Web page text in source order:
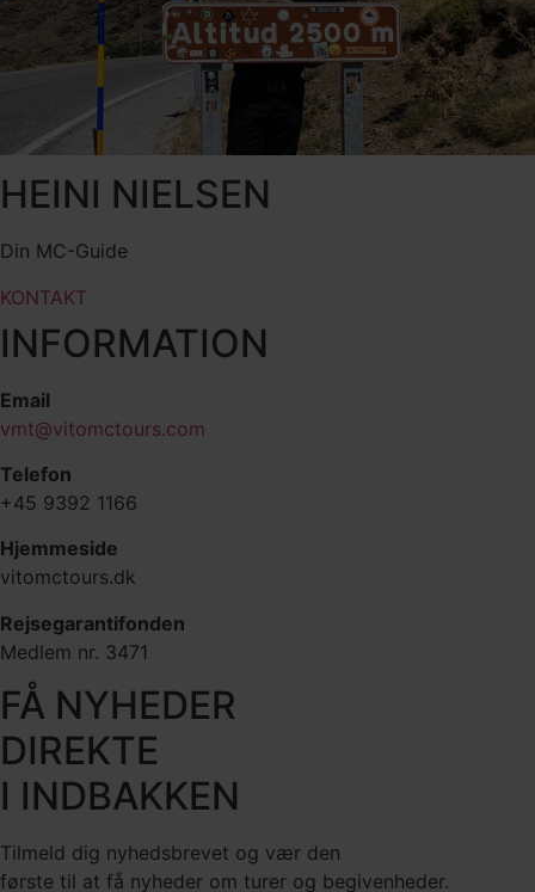
HEINI NIELSEN
Din MC-Guide
KONTAKT
INFORMATION
Email
vmt@vitomctours.com
Telefon
+45 9392 1166
Hjemmeside
vitomctours.dk
Rejsegarantifonden
Medlem nr. 3471
FÅ NYHEDER
DIREKTE
I INDBAKKEN
Tilmeld dig nyhedsbrevet og vær den
første til at få nyheder om turer og begivenheder.